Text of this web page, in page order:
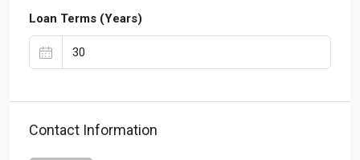
Loan Terms (Years)
Contact Information